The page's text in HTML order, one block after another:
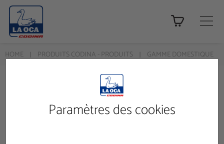
HOME PRODUITS CODINA - PRODUITS GAMME DOMESTIQUE
Gamme domestique
Paramètres des cookies